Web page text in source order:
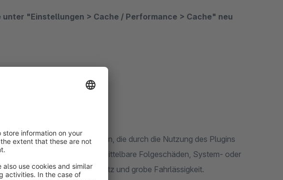
unter "Einstellungen > Cache / Performance > Cache" neu
haftet nicht für Schäden, die durch die Nutzung des Plugins
Gewinne, mittelbare oder unmittelbare Folgeschäden, System- oder
hiervon sind Vorsatz und grobe Fahrlässigkeit.